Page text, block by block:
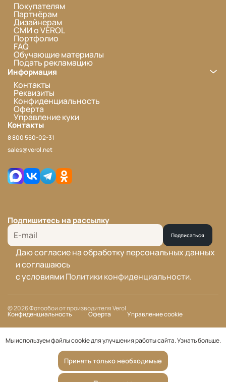
Покупателям
Партнёрам
Дизайнерам
СМИ о VEROL
Портфолио
FAQ
Обучающие материалы
Подать рекламацию
Информация
Контакты
Реквизиты
Конфиденциальность
Оферта
Управление куки
Контакты
8 800 550-02-31
sales@verol.net
Подпишитесь на рассылку
Подписаться
Даю согласие на обработку персональных данных
и соглашаюсь
с условиямиПолитики конфиденциальности.
© 2026 Фотообои от производителя Verol
Конфиденциальность Оферта Управление cookie
Мы используем файлы cookie для улучшения работы сайта.Узнать больше.
Принять только необходимые